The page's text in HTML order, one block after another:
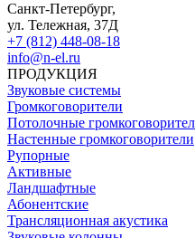
Санкт-Петербург,
ул. Тележная, 37Д
+7 (812) 448-08-18
info@n-el.ru
ПРОДУКЦИЯ
Звуковые системы
Громкоговорители
Потолочные
Настенные громкоговорители
Рупорные
Активные
Ландшафтные
Абонентские
Трансляционная акустика